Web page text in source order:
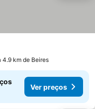
4.9 km de Beires
Ver preços